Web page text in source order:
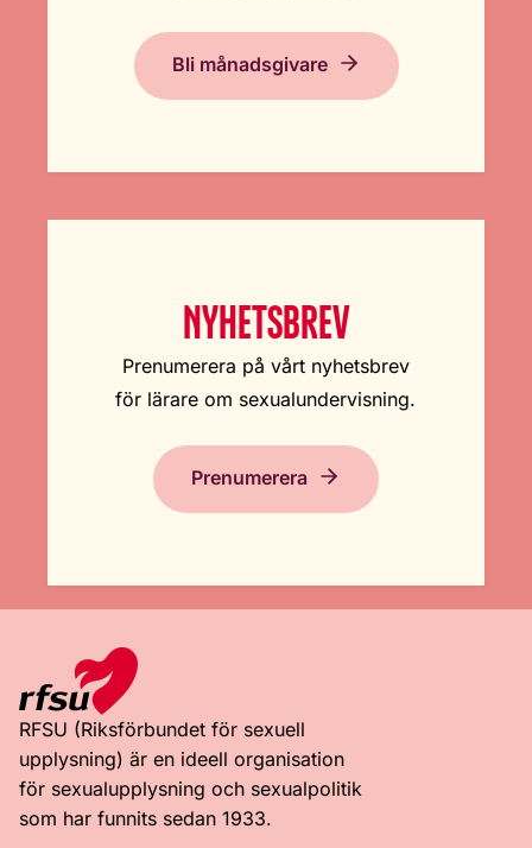
Bli månadsgivare
NYHETSBREV
Prenumerera på vårt nyhetsbrev
för lärare om sexualundervisning.
Prenumerera
RFSU (Riksförbundet för sexuell
upplysning) är en ideell organisation
för sexualupplysning och sexualpolitik
som har funnits sedan 1933.